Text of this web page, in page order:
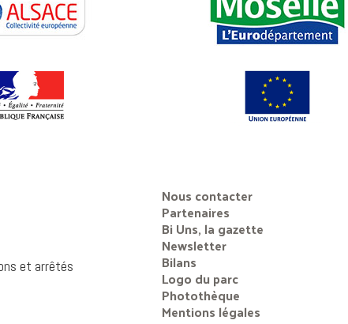
et arrêtés
Nous contacter
Partenaires
Bi Uns, la gazette
Newsletter
Bilans
Logo du parc
Photothèque
Mentions légales